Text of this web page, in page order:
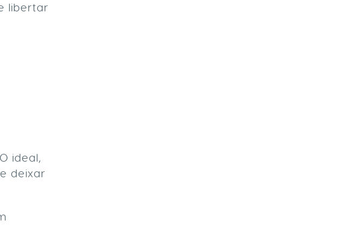
libertar
ideal,
deixar